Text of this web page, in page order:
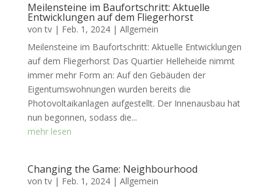
Meilensteine im Baufortschritt: Aktuelle
Entwicklungen auf dem Fliegerhorst
vontv| Feb. 1, 2024| Allgemein
Meilensteine im Baufortschritt: Aktuelle Entwicklungen
auf dem Fliegerhorst Das Quartier Helleheide nimmt
immer mehr Form an: Auf den Gebäuden der
Eigentumswohnungen wurden bereits die
Photovoltaikanlagen aufgestellt. Der Innenausbau hat
nun begonnen, sodass die...
mehr lesen
Changing the Game: Neighbourhood
vontv| Feb. 1, 2024| Allgemein